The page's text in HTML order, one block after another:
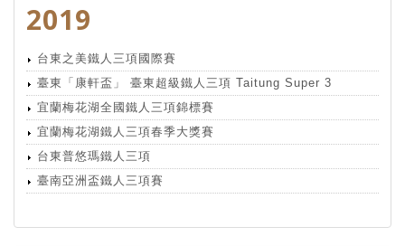
2019
台東之美鐵人三項國際賽
臺東「康軒盃」 臺東超級鐵人三項 Taitung Super 3
宜蘭梅花湖全國鐵人三項錦標賽
宜蘭梅花湖鐵人三項春季大獎賽
台東普悠瑪鐵人三項
臺南亞洲盃鐵人三項賽